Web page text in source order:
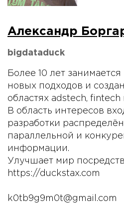
Александр
bigdataduck
Более 10 лет
новых подходов и
областях adstech, fintech
В область интересов
разработки
параллельной и
информации.
Улучшает мир
https://duckstax.com
k0tb9g9m0t@gmail.com